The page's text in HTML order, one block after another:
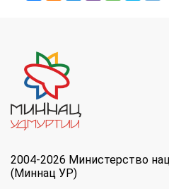
2004-2026 Министерство
(Миннац УР)